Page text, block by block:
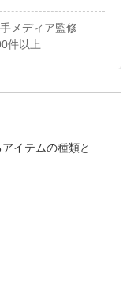
メディア監修
件以上
イテムの種類と